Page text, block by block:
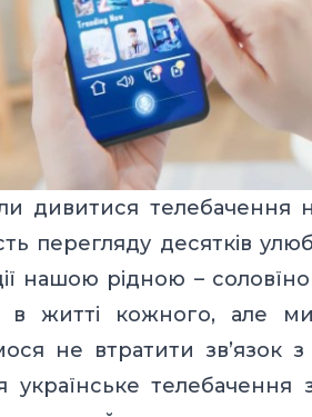
дивитися телебачення
перегляду десятків
нашою рідною –
в житті кожного, але
не втратити
українське